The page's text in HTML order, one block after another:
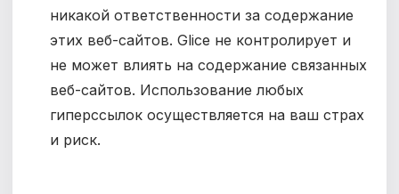
никакой ответственности за содержание
этих веб-сайтов. Glice не контролирует и
не может влиять на содержание связанных
веб-сайтов. Использование любых
гиперссылок осуществляется на ваш страх
и риск.